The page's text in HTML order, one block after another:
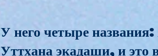
У него четыре
Уттхана экадаши, и это